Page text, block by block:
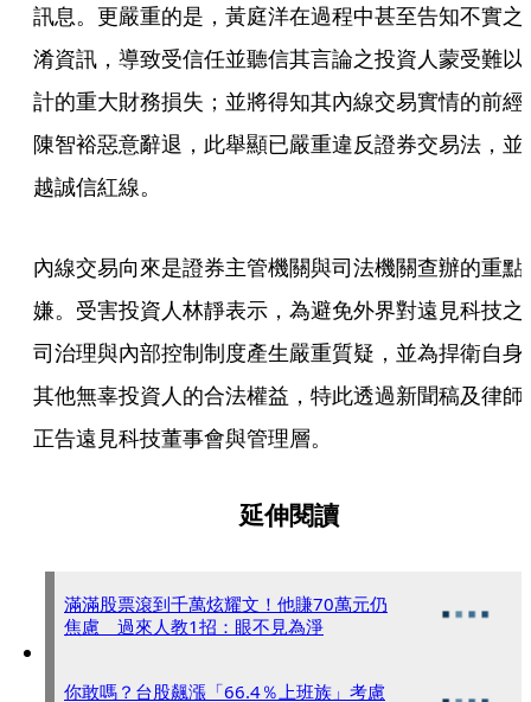
訊息。更嚴重的是，黃庭洋在過程中甚至告知不實之
淆資訊，導致受信任並聽信其言論之投資人蒙受難以
計的重大財務損失；並將得知其內線交易實情的前經
陳智裕惡意辭退，此舉顯已嚴重違反證券交易法，並
越誠信紅線。
內線交易向來是證券主管機關與司法機關查辦的重點
嫌。受害投資人林靜表示，為避免外界對遠見科技之
司治理與內部控制制度產生嚴重質疑，並為捍衛自身
其他無辜投資人的合法權益，特此透過新聞稿及律師
正告遠見科技董事會與管理層。
延伸閱讀
滿滿股票滾到千萬炫耀文！他賺70萬元仍
焦慮 過來人教1招：眼不見為淨
你敢嗎？台股飆漲「66.4％上班族」考慮